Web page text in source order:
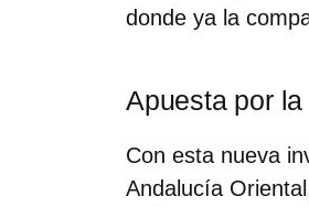
donde ya la
Apuesta por
Con esta nueva
Andalucía Oriental